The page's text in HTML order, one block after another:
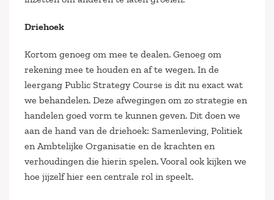
Driehoek
Kortom genoeg om mee te dealen. Genoeg om
rekening mee te houden en af te wegen. In de
leergang Public Strategy Course is dit nu exact wat
we behandelen. Deze afwegingen om zo strategie en
handelen goed vorm te kunnen geven. Dit doen we
aan de hand van de driehoek: Samenleving, Politiek
en Ambtelijke Organisatie en de krachten en
verhoudingen die hierin spelen. Vooral ook kijken we
hoe jijzelf hier een centrale rol in speelt.